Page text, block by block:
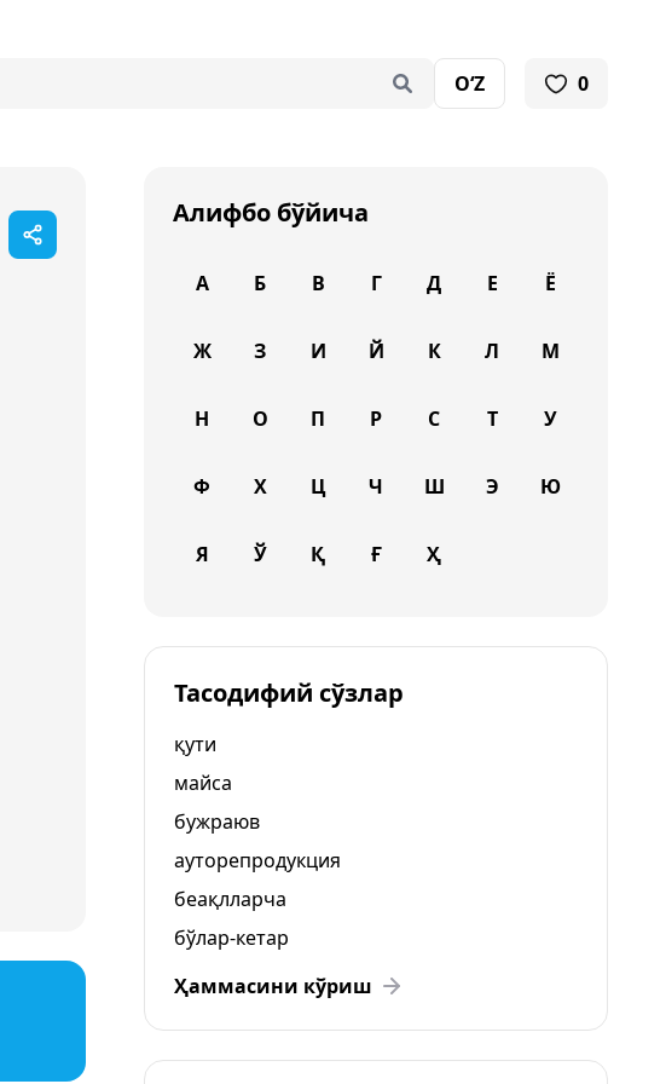
O‘Z 0
Алифбо бўйича
А Б В Г Д Е Ё
Ж З И Й К Л М
Н О П Р С Т У
Ф Х Ц Ч Ш Э Ю
Я Ў Қ Ғ Ҳ
Тасодифий сўзлар
қути
майса
бужраюв
ауторепродукция
беақлларча
бўлар-кетар
Ҳаммасини кўриш